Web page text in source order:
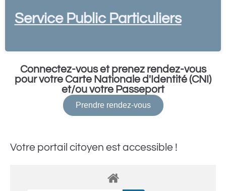
Service Public Particuliers
Connectez-vous et prenez rendez-vous
pour votre Carte Nationale d'Identité (CNI)
et/ou votre Passeport
Prendre rendez-vous
Votre portail citoyen est accessible !